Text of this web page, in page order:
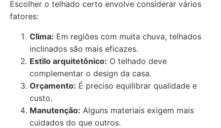
Escolher o telhado certo envolve considerar vários
fatores:
Clima: Em regiões com muita chuva, telhados
inclinados são mais eficazes.
Estilo arquitetônico: O telhado deve
complementar o design da casa.
Orçamento: É preciso equilibrar qualidade e
custo.
Manutenção: Alguns materiais exigem mais
cuidados do que outros.